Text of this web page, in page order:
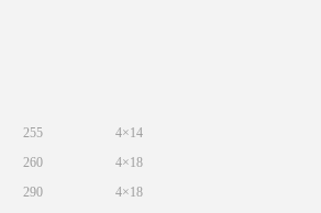
255
4×14
260
4×18
290
4×18